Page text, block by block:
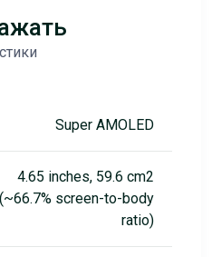
Super AMOLED
4.65 inches, 59.6 cm2
(~66.7% screen-to-body
ratio)